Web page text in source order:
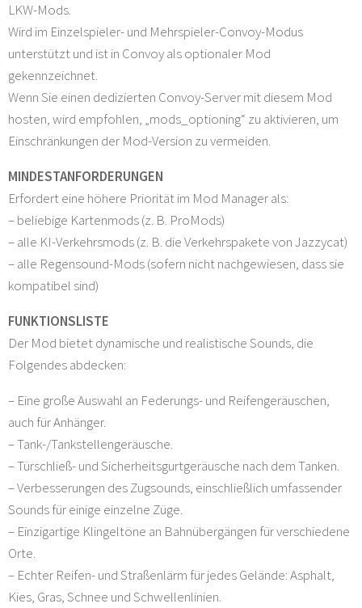
LKW-Mods.
Wird im Einzelspieler- und Mehrspieler-Convoy-Modus
unterstützt und ist in Convoy als optionaler Mod
gekennzeichnet.
Wenn Sie einen dedizierten Convoy-Server mit diesem Mod
hosten, wird empfohlen, „mods_optioning“ zu aktivieren, um
Einschränkungen der Mod-Version zu vermeiden.
MINDESTANFORDERUNGEN
Erfordert eine höhere Priorität im Mod Manager als:
– beliebige Kartenmods (z. B. ProMods)
– alle KI-Verkehrsmods (z. B. die Verkehrspakete von Jazzycat)
– alle Regensound-Mods (sofern nicht nachgewiesen, dass sie
kompatibel sind)
FUNKTIONSLISTE
Der Mod bietet dynamische und realistische Sounds, die
Folgendes abdecken:
– Eine große Auswahl an Federungs- und Reifengeräuschen,
auch für Anhänger.
– Tank-/Tankstellengeräusche.
– Türschließ- und Sicherheitsgurtgeräusche nach dem Tanken.
– Verbesserungen des Zugsounds, einschließlich umfassender
Sounds für einige einzelne Züge.
– Einzigartige Klingeltöne an Bahnübergängen für verschiedene
Orte.
– Echter Reifen- und Straßenlärm für jedes Gelände: Asphalt,
Kies, Gras, Schnee und Schwellenlinien.